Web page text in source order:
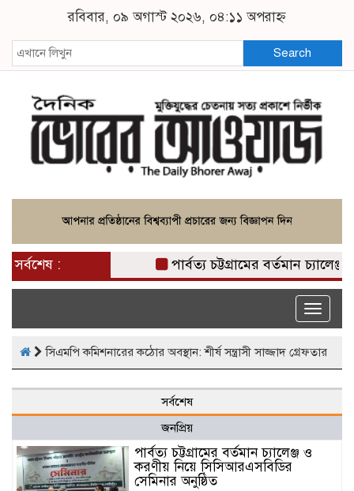
রবিবার, ০৯ অগাস্ট ২০২৬, ০৪:১১ অপরাহ্ন
Search
সর্বশেষ : পার্বত্য চট্টগ্রামের বর্তমান
Toggle
সিএমপি কমিশনারের কঠোর অবস্থান: শীর্ষ সন্ত্রাসী সাজ্জাদ গ্রেফতার
সর্বশেষ
জনপ্রিয়
পার্বত্য চট্টগ্রামের বর্তমান চ্যালেঞ্জ ও
করণীয় নিয়ে সিসিআরএসবিডির
সেমিনার অনুষ্ঠিত